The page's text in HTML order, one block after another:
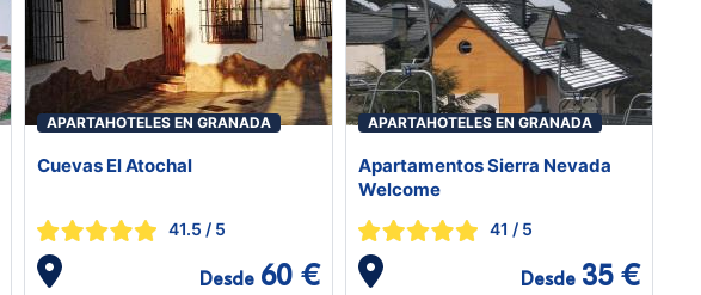
APARTAHOTELES EN GRANADA
Cuevas El Atochal
41.5 / 5
Desde 60 €
APARTAHOTELES EN GRANADA
Apartamentos Sierra Nevada
Welcome
41 / 5
Desde 35 €